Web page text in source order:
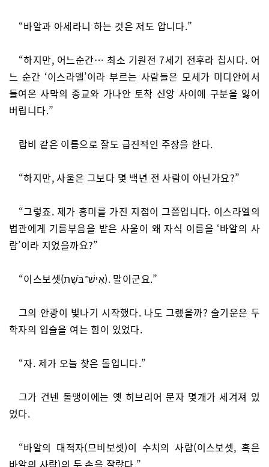
“바알과 아세라니 하는 것은 저도 압니다.”
“하지만, 어느순간… 최소 기원전 7세기 전후라 칩시다. 어
느 순간 ‘이스라엘’이라 부르는 사람들은 모세가 미디안에서
들여온 사막의 종교와 가나안 토착 신앙 사이에 구분을 잃어
버립니다.”
랍비 같은 이름으로 잘도 급진적인 주장을 한다.
“하지만, 사울은 그보다 몇 백년 전 사람이 아닌가요?”
“그렇죠. 제가 흥미를 가진 지점이 그쯤입니다. 이스라엘의
법관에게 기름부음을 받은 사울이 왜 자식 이름을 ‘바알의 사
람’이라 지었을까요?”
“이스보셋(אִישׁ־בֹּשֶׁת). 말이군요.”
그의 안광이 빛나기 시작했다. 나도 그랬을까? 술기운은 두
학자의 입술을 여는 힘이 있었다.
“자. 제가 오늘 찾은 돌입니다.”
그가 건넨 돌맹이에는 옛 히브리어 문자 몇개가 세겨져 있
었다.
“바알의 대적자(므비보셋)이 수치의 사람(이스보셋, 혹은
바알의 사람)의 두 손을 잘랐다.”